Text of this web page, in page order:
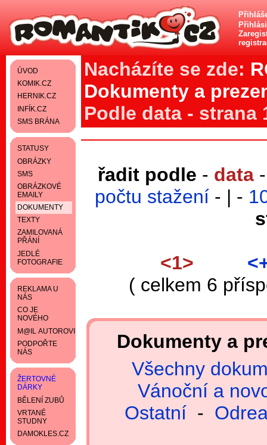
Nacházíte se zde:
Dokumenty a
Podle data - strana
řadit podle - data
počtu stažení - | -
<1>
( celkem 6
Dokumenty a
Všechny
Vánoční a
Ostatní-
ÚVOD
KOMIK.CZ
HERNIK.CZ
INFÍK.CZ
SMS BRÁNA
STATUSY
OBRÁZKY
SMS
OBRÁZKOVÉ
EMAILY
DOKUMENTY
TEXTY
ZAMILOVANÁ
PŘÁNÍ
JEDLÉ
FOTOGRAFIE
REKLAMA U
NÁS
CO JE
NOVÉHO
M@IL AUTOROVI
PODPOŘTE
NÁS
ŽERTOVNÉ
DÁRKY
BĚLENÍ ZUBŮ
VRTANÉ
STUDNY
DAMOKLES.CZ